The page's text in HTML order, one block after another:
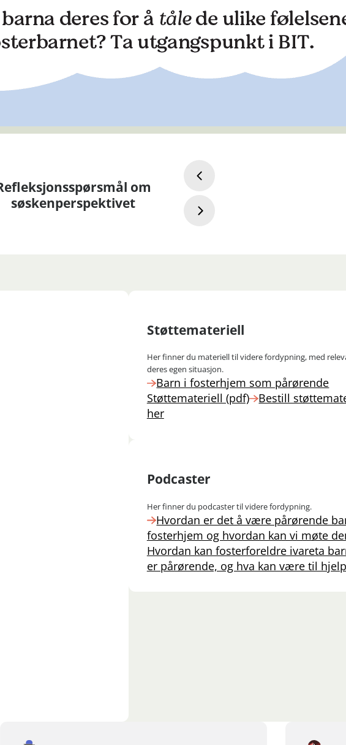
om
søskenperspektivet
Støttemateriell
Her finner du materiell til videre fordypning, med
deres egen situasjon.
Barn i fosterhjem som pårørende
Støttemateriell (pdf)
Bestill
her
Podcaster
Her finner du podcaster til videre fordypning.
Hvordan er det å være pårørende
fosterhjem og hvordan kan vi møte
Hvordan kan fosterforeldre ivareta
er pårørende, og hva kan være til